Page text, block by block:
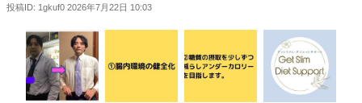
投稿ID: 1gkuf0 2026年7月22日 10:03